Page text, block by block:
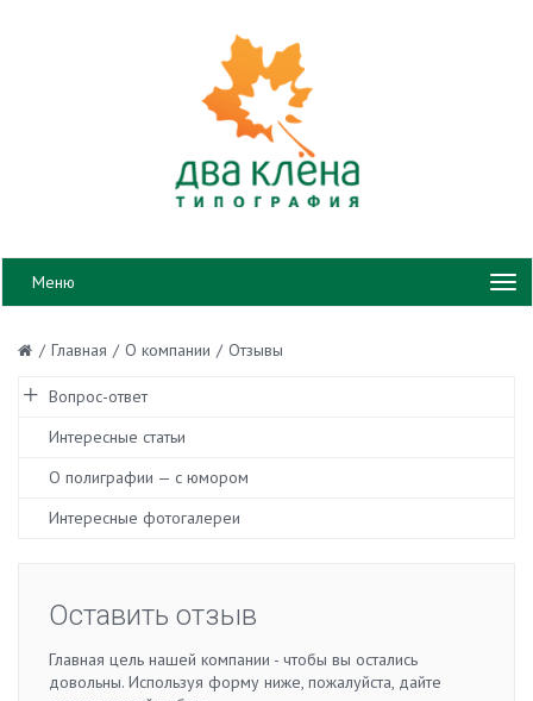
Меню
/ Главная / О компании / Отзывы
Вопрос-ответ
Интересные статьи
О полиграфии — с юмором
Интересные фотогалереи
Оставить отзыв
Главная цель нашей компании - чтобы вы остались
довольны. Используя форму ниже, пожалуйста, дайте